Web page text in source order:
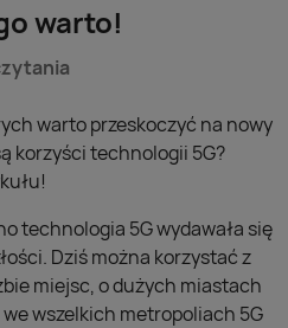
warto!
warto przeskoczyć na nowy
korzyści technologii 5G?
technologia 5G wydawała się
Dziś można korzystać z
miejsc, o dużych miastach
wszelkich metropoliach 5G